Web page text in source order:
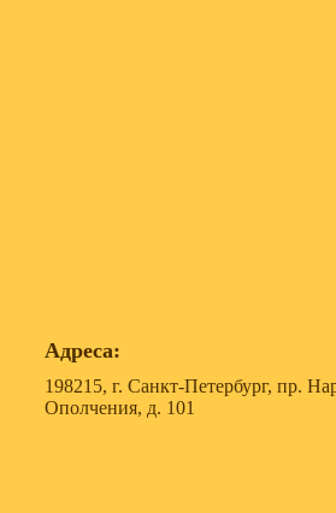
Адреса:
198215, г. Санкт-Петербург, пр.
Ополчения, д. 101